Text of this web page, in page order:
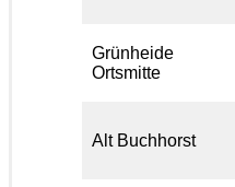
Grünheide
Ortsmitte
Alt Buchhorst